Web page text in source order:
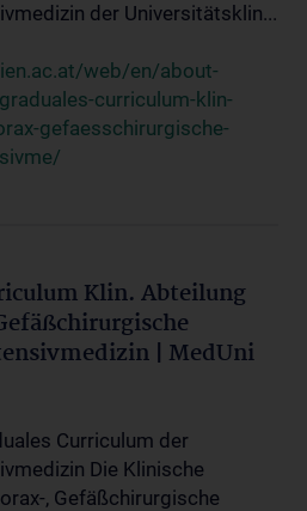
der Universitätsklin...
web/en/about-
curriculum-klin-
gefaesschirurgische-
Klin. Abteilung
| MedUni
Curriculum der
Die Klinische
, Gefäßchirurgische